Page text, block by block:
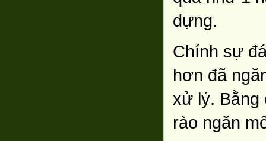
dựng.
Chính sự
hơn đã
xử lý. Bằng
rào ngăn